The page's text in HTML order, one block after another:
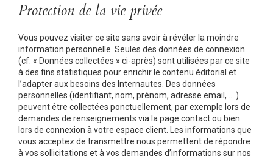
Protection de la vie privée
Vous pouvez visiter ce site sans avoir à révéler la moindre
information personnelle. Seules des données de connexion
(cf. « Données collectées » ci-après) sont utilisées par ce site
à des fins statistiques pour enrichir le contenu éditorial et
l’adapter aux besoins des Internautes. Des données
personnelles (identifiant, nom, prénom, adresse email, ….)
peuvent être collectées ponctuellement, par exemple lors de
demandes de renseignements via la page contact ou bien
lors de connexion à votre espace client. Les informations que
vous acceptez de transmettre nous permettent de répondre
à vos sollicitations et à vos demandes d’informations sur nos